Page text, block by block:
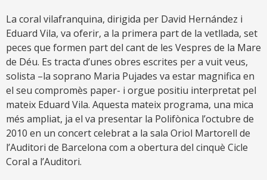
La coral vilafranquina, dirigida per David Hernández i
Eduard Vila, va oferir, a la primera part de la vetllada, set
peces que formen part del cant de les Vespres de la Mare
de Déu. Es tracta d’unes obres escrites per a vuit veus,
solista –la soprano Maria Pujades va estar magnifica en
el seu compromès paper- i orgue positiu interpretat pel
mateix Eduard Vila. Aquesta mateix programa, una mica
més ampliat, ja el va presentar la Polifònica l’octubre de
2010 en un concert celebrat a la sala Oriol Martorell de
l’Auditori de Barcelona com a obertura del cinquè Cicle
Coral a l’Auditori.